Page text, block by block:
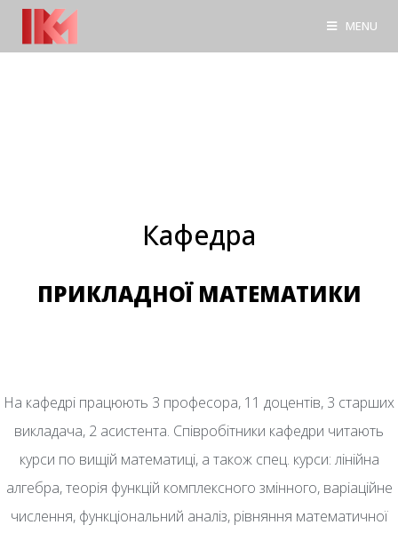
MENU
Кафедра
ПРИКЛАДНОЇ МАТЕМАТИКИ
На кафедрі працюють 3 професора, 11 доцентів, 3 старших
викладача, 2 асистента. Співробітники кафедри читають
курси по вищій математиці, а також спец. курси: лінійна
алгебра, теорія функцій комплексного змінного, варіаційне
числення, функціональний аналіз, рівняння математичної